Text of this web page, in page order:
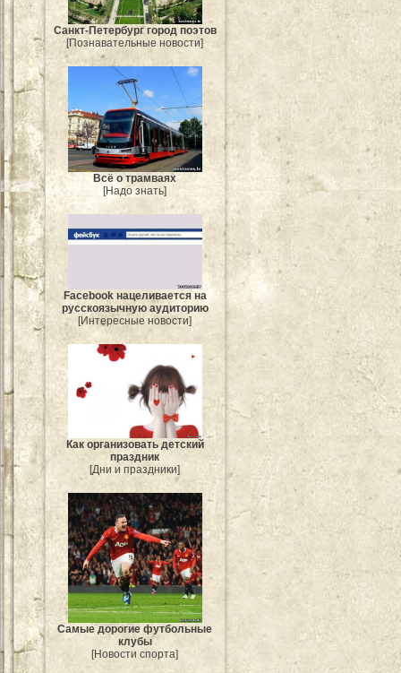
Санкт-Петербург город поэтов
[Познавательные новости]
Всё о трамваях
[Надо знать]
Facebook нацеливается на
русскоязычную аудиторию
[Интересные новости]
Как организовать детский
праздник
[Дни и праздники]
Самые дорогие футбольные
клубы
[Новости спорта]